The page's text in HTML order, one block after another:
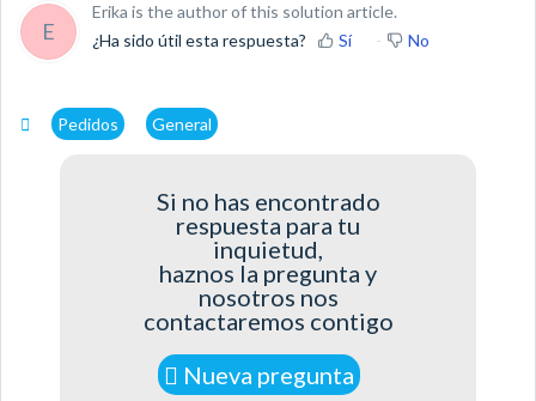
E
Erika is the author of this solution article.
¿Ha sido útil esta respuesta?
Sí No
Pedidos General
Si no has encontrado
respuesta para tu
inquietud,
haznos la pregunta y
nosotros nos
contactaremos contigo
Nueva pregunta